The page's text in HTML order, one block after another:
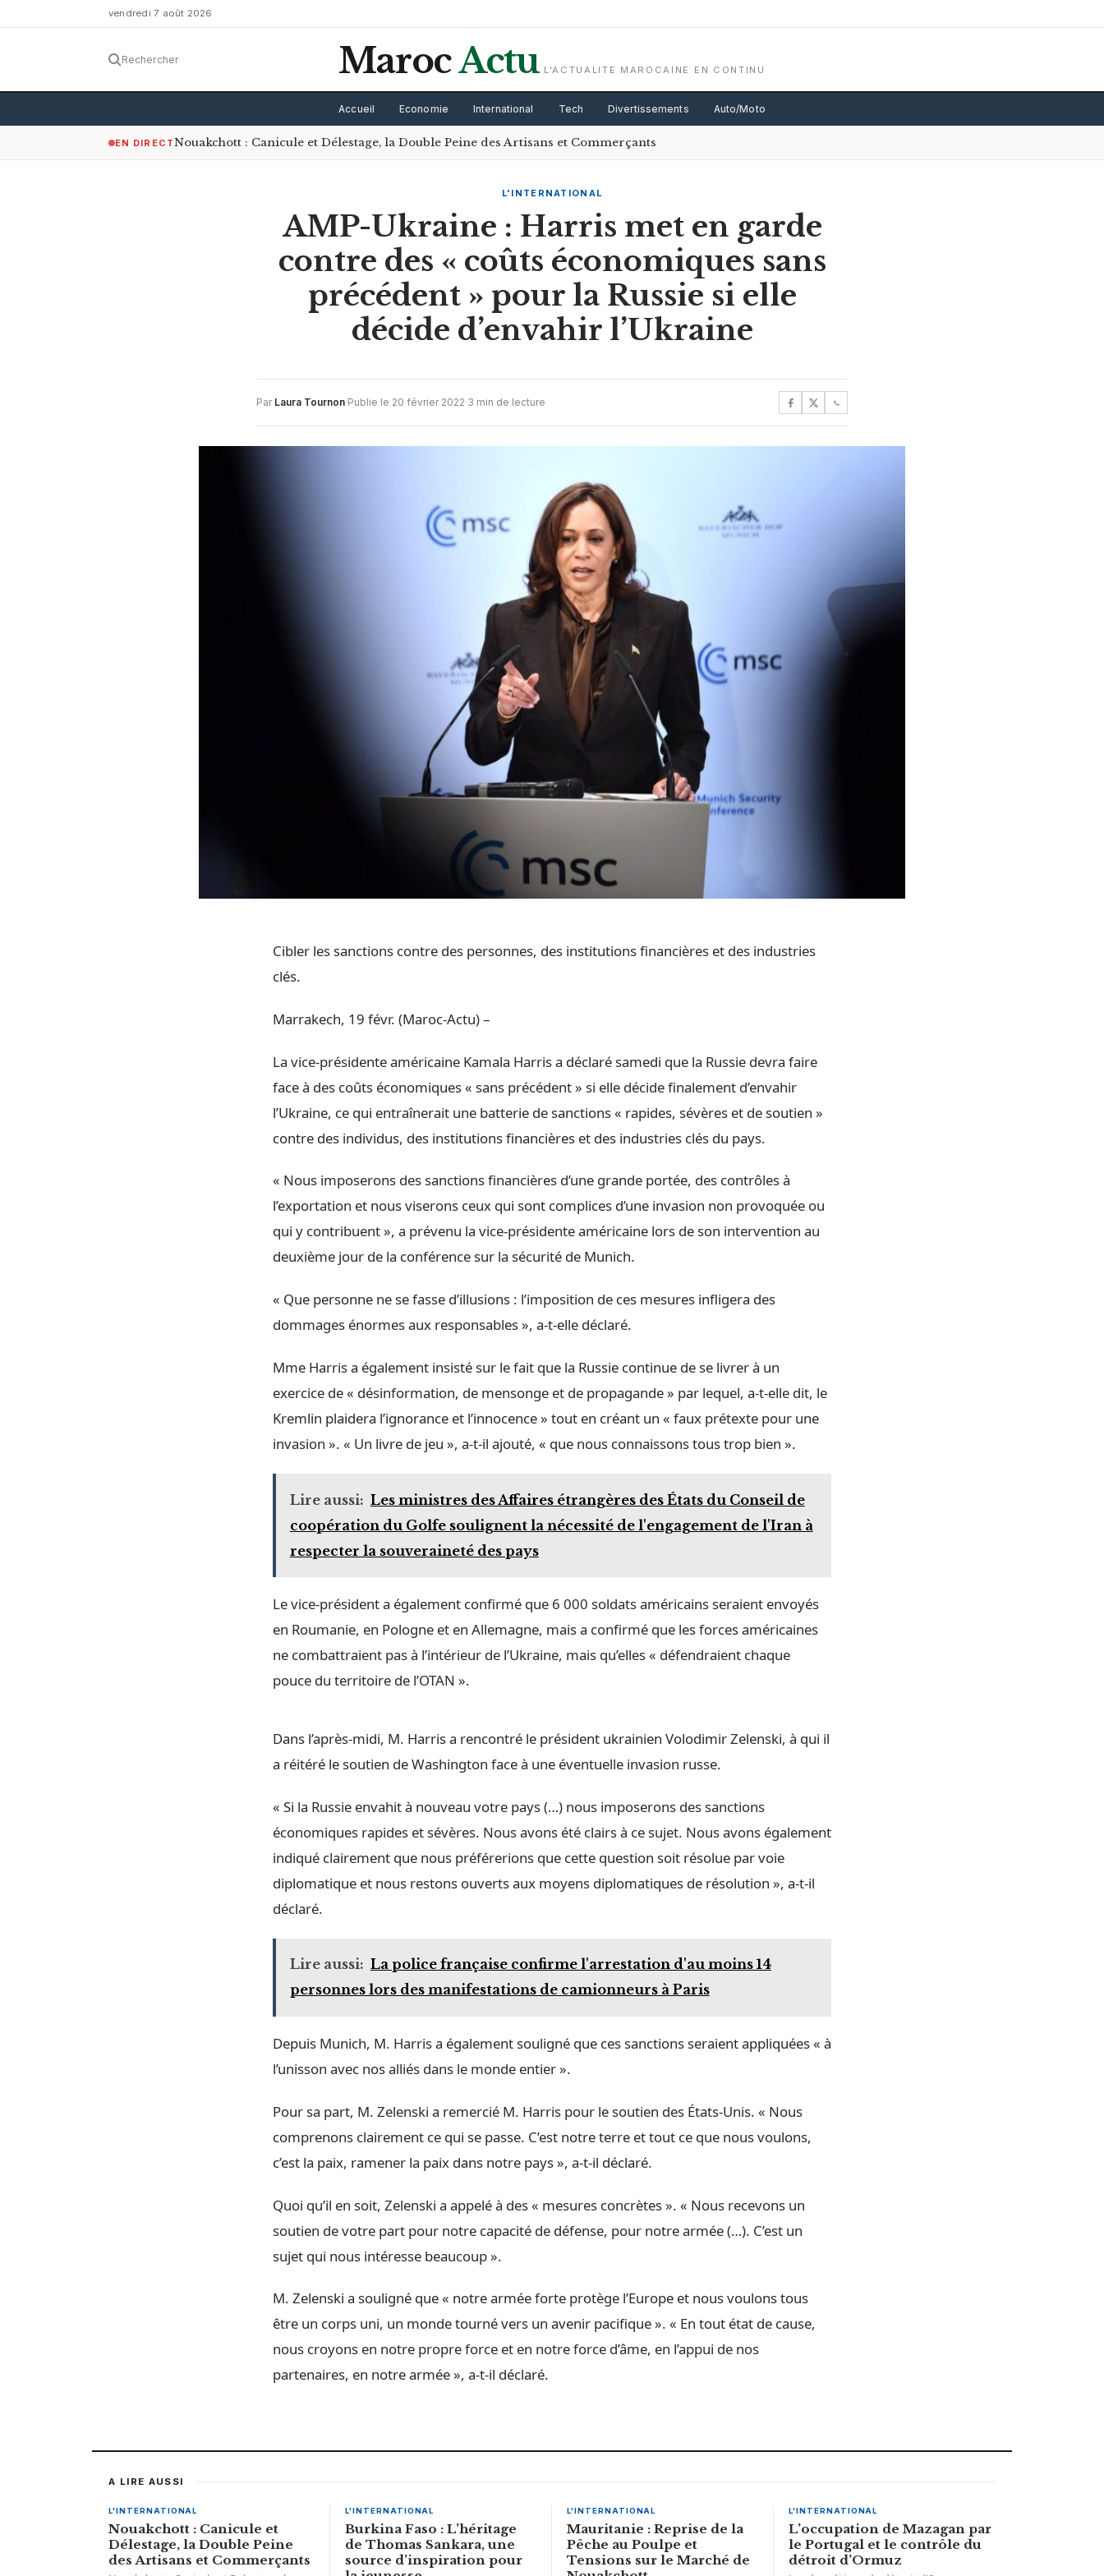
vendredi 7 août 2026
Rechercher MarocActu L'ACTUALITE MAROCAINE EN CONTINU
Accueil Economie International Tech Divertissements Auto/Moto
EN DIRECTNouakchott : Canicule et Délestage, la Double Peine des Artisans et Commerçants
L'INTERNATIONAL
AMP-Ukraine : Harris met en garde
contre des « coûts économiques sans
précédent » pour la Russie si elle
décide d’envahir l’Ukraine
Par Laura Tournon·Publie le 20 février 2022·3 min de lecture
Cibler les sanctions contre des personnes, des institutions financières et des industries
clés.
Marrakech, 19 févr. (Maroc-Actu) –
La vice-présidente américaine Kamala Harris a déclaré samedi que la Russie devra faire
face à des coûts économiques « sans précédent » si elle décide finalement d’envahir
l’Ukraine, ce qui entraînerait une batterie de sanctions « rapides, sévères et de soutien »
contre des individus, des institutions financières et des industries clés du pays.
« Nous imposerons des sanctions financières d’une grande portée, des contrôles à
l’exportation et nous viserons ceux qui sont complices d’une invasion non provoquée ou
qui y contribuent », a prévenu la vice-présidente américaine lors de son intervention au
deuxième jour de la conférence sur la sécurité de Munich.
« Que personne ne se fasse d’illusions : l’imposition de ces mesures infligera des
dommages énormes aux responsables », a-t-elle déclaré.
Mme Harris a également insisté sur le fait que la Russie continue de se livrer à un
exercice de « désinformation, de mensonge et de propagande » par lequel, a-t-elle dit, le
Kremlin plaidera l’ignorance et l’innocence » tout en créant un « faux prétexte pour une
invasion ». « Un livre de jeu », a-t-il ajouté, « que nous connaissons tous trop bien ».
Lire aussi: Les ministres des Affaires étrangères des États du Conseil de
coopération du Golfe soulignent la nécessité de l'engagement de l'Iran à
respecter la souveraineté des pays
Le vice-président a également confirmé que 6 000 soldats américains seraient envoyés
en Roumanie, en Pologne et en Allemagne, mais a confirmé que les forces américaines
ne combattraient pas à l’intérieur de l’Ukraine, mais qu’elles « défendraient chaque
pouce du territoire de l’OTAN ».
Dans l’après-midi, M. Harris a rencontré le président ukrainien Volodimir Zelenski, à qui il
a réitéré le soutien de Washington face à une éventuelle invasion russe.
« Si la Russie envahit à nouveau votre pays (…) nous imposerons des sanctions
économiques rapides et sévères. Nous avons été clairs à ce sujet. Nous avons également
indiqué clairement que nous préférerions que cette question soit résolue par voie
diplomatique et nous restons ouverts aux moyens diplomatiques de résolution », a-t-il
déclaré.
Lire aussi: La police française confirme l'arrestation d'au moins 14
personnes lors des manifestations de camionneurs à Paris
Depuis Munich, M. Harris a également souligné que ces sanctions seraient appliquées « à
l’unisson avec nos alliés dans le monde entier ».
Pour sa part, M. Zelenski a remercié M. Harris pour le soutien des États-Unis. « Nous
comprenons clairement ce qui se passe. C’est notre terre et tout ce que nous voulons,
c’est la paix, ramener la paix dans notre pays », a-t-il déclaré.
Quoi qu’il en soit, Zelenski a appelé à des « mesures concrètes ». « Nous recevons un
soutien de votre part pour notre capacité de défense, pour notre armée (…). C’est un
sujet qui nous intéresse beaucoup ».
M. Zelenski a souligné que « notre armée forte protège l’Europe et nous voulons tous
être un corps uni, un monde tourné vers un avenir pacifique ». « En tout état de cause,
nous croyons en notre propre force et en notre force d’âme, en l’appui de nos
partenaires, en notre armée », a-t-il déclaré.
A LIRE AUSSI
L'INTERNATIONAL
Nouakchott : Canicule et
Délestage, la Double Peine
des Artisans et Commerçants
L'INTERNATIONAL
Burkina Faso : L’héritage
de Thomas Sankara, une
source d’inspiration pour
L'INTERNATIONAL
Mauritanie : Reprise de la
Pêche au Poulpe et
Tensions sur le Marché de
L'INTERNATIONAL
L’occupation de Mazagan par
le Portugal et le contrôle du
détroit d’Ormuz